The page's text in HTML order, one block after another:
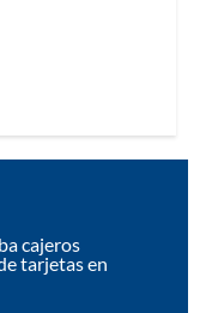
cajeros
tarjetas en